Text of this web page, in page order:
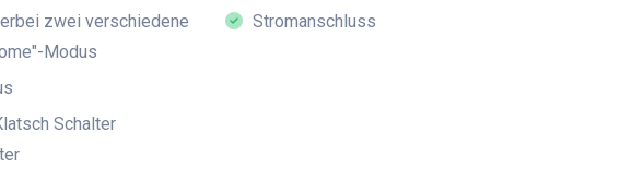
zwei verschiedene
Modus
Schalter
Stromanschluss